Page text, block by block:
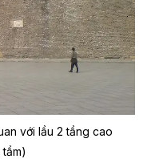
với lầu 2 tầng cao
tầm)